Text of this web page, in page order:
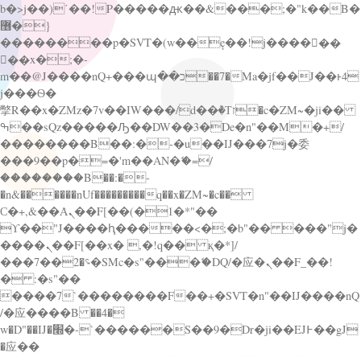
b�>j��)΄��!P�����ԫ��&���;�"k��B�
޶�}
��������p�SVT�(w��ę��!j������
��x�;�-
m��@J����nQ+���պ��כ��7�Ma�jf��J��ͱ4
j���Ѳ�
撆R��x�ZMz�7v��IW���/d��ٞ�Тז�c�ZM~�ji��
ߒ��sQz�����Ԡ��DW��3�De�n"��M�+/
��������B��:�-�u��IJ���7j�委
���9��p�=�'m��AN�ޭ�=/
��������B��:�-
�n&������nUf���������q��x�ZM~�c��
Ϲ�+,&��Ὰܢ��F[��(�1�*"��
ϒ��"J����ԧ�����<�;�b"�� ���"j�
����ܢ��F[��x� ,�!q�� қ�*]/
���؝�2��7�SMc�s"���ޭ�DQ/�应�ܢ��F_��!
� :�s"��
����7`��������F��+�SVT�n"��IJ����nQ
/�应����B ��4�
w�D"��IJ�׭�-`������S��9�Dr�ji��EJ߅��gJ
�应��